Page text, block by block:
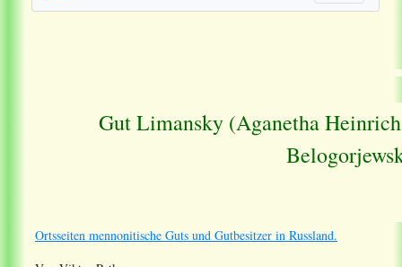
Gut Limansky (Aganetha
Ortsseiten mennonitische Guts und Gutbesitzer in Russland.